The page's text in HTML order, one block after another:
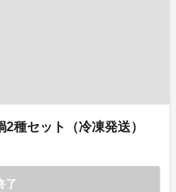
2種セット（冷凍発送）
了